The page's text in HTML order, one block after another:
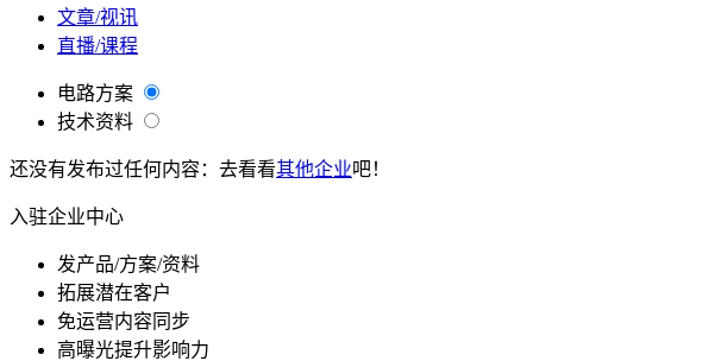
文章/视讯
直播/课程
电路方案
技术资料
还没有发布过任何内容：去看看其他企业吧！
入驻企业中心
发产品/方案/资料
拓展潜在客户
免运营内容同步
高曝光提升影响力